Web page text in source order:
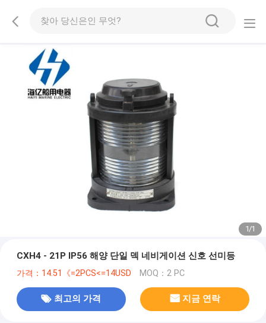
1/1
CXH4 - 21P IP56 해양 단일 덱 네비게이션 신호 선미등
가격：14.51《=2PCS<=14USD MOQ：2 PC
최고의 가격 지금 연락